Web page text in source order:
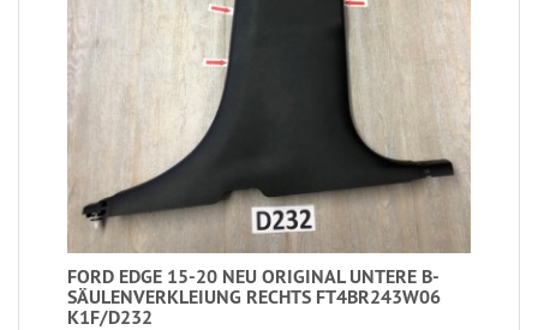
FORD EDGE 15-20 NEU ORIGINAL UNTERE B-
SÄULENVERKLEIUNG RECHTS FT4BR243W06
K1F/D232